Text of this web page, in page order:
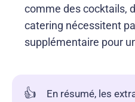
comme des cocktails,
catering nécessitent
supplémentaire pour
👍
En résumé, les